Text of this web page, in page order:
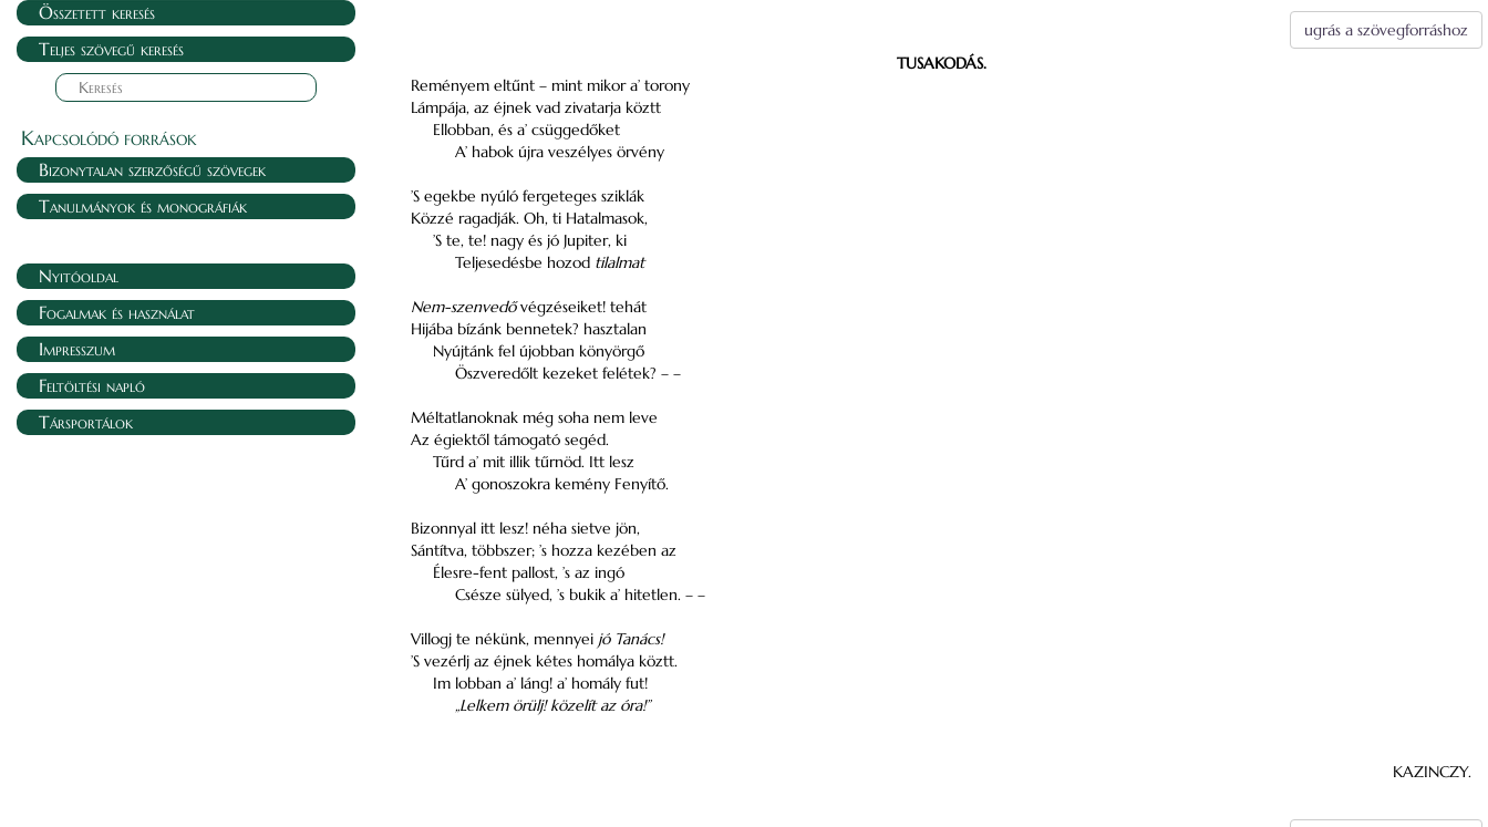
Összetett keresés
Teljes szövegű keresés
Kapcsolódó források
Bizonytalan szerzőségű szövegek
Tanulmányok és monográfiák
Nyitóoldal
Fogalmak és használat
Impresszum
Feltöltési napló
Társportálok
ugrás a szövegforráshoz
TUSAKODÁS.
Reményem eltűnt – mint mikor a’ torony
Lámpája, az éjnek vad zivatarja köztt
Ellobban, és a’ csüggedőket
A’ habok újra veszélyes örvény
’S egekbe nyúló fergeteges sziklák
Közzé ragadják. Oh, ti Hatalmasok,
’S te, te! nagy és jó Jupiter, ki
Teljesedésbe hozod tilalmat
Nem-szenvedővégzéseiket! tehát
Hijába bízánk bennetek? hasztalan
Nyújtánk fel újobban könyörgő
Öszveredőlt kezeket felétek? – –
Méltatlanoknak még soha nem leve
Az égiektől támogató segéd.
Tűrd a’ mit illik tűrnöd. Itt lesz
A’ gonoszokra kemény Fenyítő.
Bizonnyal itt lesz! néha sietve jön,
Sántítva, többszer; ’s hozza kezében az
Élesre-fent pallost, ’s az ingó
Csésze sülyed, ’s bukik a’ hitetlen. – –
Villogj te nékünk, mennyei jó Tanács!
’S vezérlj az éjnek kétes homálya köztt.
Im lobban a’ láng! a’ homály fut!
„Lelkem örülj! közelít az óra!”
KAZINCZY.